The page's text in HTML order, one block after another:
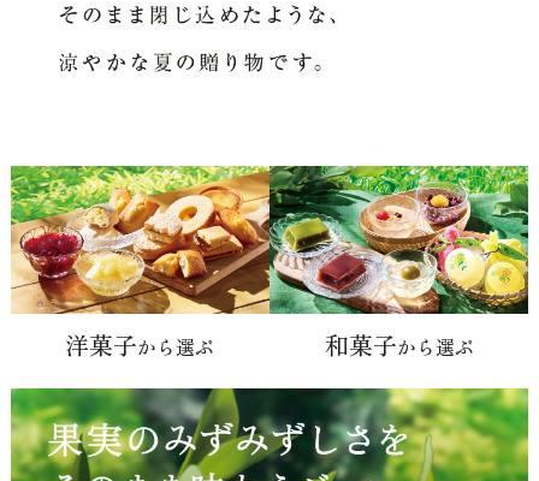
洋菓子から選ぶ 和菓子から選ぶ
海外 Overseas shops
Indonesia
Singapore
Hong Kong